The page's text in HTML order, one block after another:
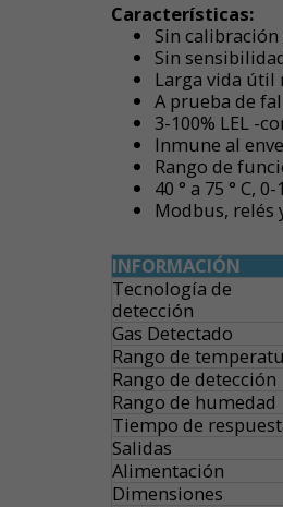
Características:
Sin
Sin
Larga vida útil
A prueba de
3-100% LEL -
Inmune al
Rango de
40 ° a 75 ° C,
Modbus, relés
INFORMACIÓN
Tecnología de
detección
Gas Detectado
Rango de
Rango de detección
Rango de humedad
Tiempo de
Salidas
Alimentación
Dimensiones